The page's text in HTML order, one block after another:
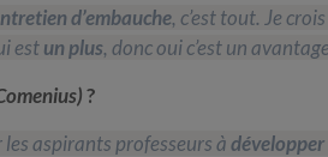
d’embauche, c’est tout. Je
estun plus, donc oui c’est un
?
les aspirants professeurs à